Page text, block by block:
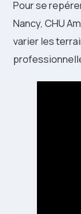
Pour se
Nancy, CHU
varier les